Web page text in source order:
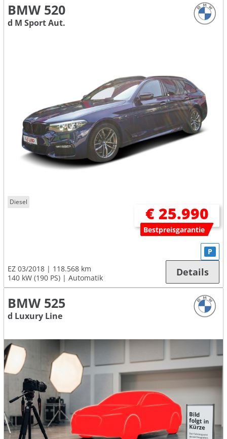
BMW 520
d M Sport Aut.
Diesel
€ 25.990
Bestpreisgarantie
EZ 03/2018
118.568 km
140 kW (190 PS)
Automatik
P
Details
BMW 525
d Luxury Line